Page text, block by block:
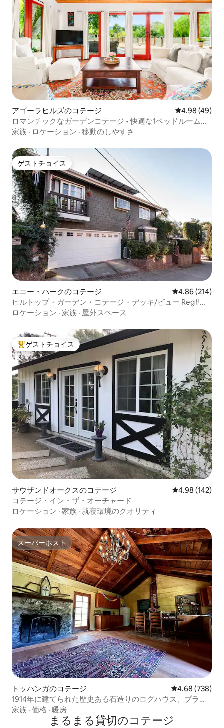
アゴーラヒルズのコテージ レビュー49
4.98 (49)
ロマンチックなガーデンコテージ • 快適な1ベッドルームの
隠れ家。
家族 · ロケーション · 移動のしやすさ
ゲストチョイス
ゲストチョイス
エコー・パークのコテージ レビュー214
4.86 (214)
ヒルトップ・ガーデン・コテージ・デッキ/ビュー Reg#
HSR23-002992
ロケーション · 家族 · 屋外スペース
大好評のゲストチョイスです。
ゲストチョイス
サウザンドオークスのコテージ レビュー142
4.98 (142)
コテージ・イン・ザ・オーチャード
ロケーション · 家族 · 就寝環境のクオリティ
スーパーホスト
スーパーホスト
トッパンガのコテージ レビュー738
4.68 (738)
1914年に建てられた歴史ある石造りのログハウス、プライ
ベートなトレイルと小川
家族 · 価格 · 暖房
まるまる貸切のコテージ